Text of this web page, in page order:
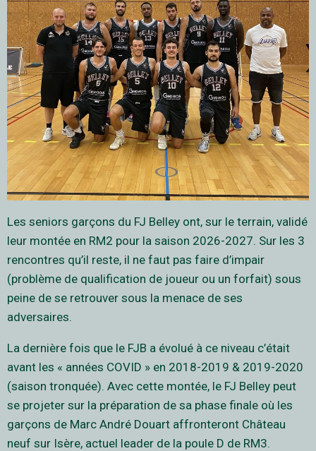
Les seniors garçons du FJ Belley ont, sur le terrain, validé
leur montée en RM2 pour la saison 2026-2027. Sur les 3
rencontres qu’il reste, il ne faut pas faire d’impair
(problème de qualification de joueur ou un forfait) sous
peine de se retrouver sous la menace de ses
adversaires.
La dernière fois que le FJB a évolué à ce niveau c’était
avant les « années COVID » en 2018-2019 & 2019-2020
(saison tronquée). Avec cette montée, le FJ Belley peut
se projeter sur la préparation de sa phase finale où les
garçons de Marc André Douart affronteront Château
neuf sur Isère, actuel leader de la poule D de RM3.